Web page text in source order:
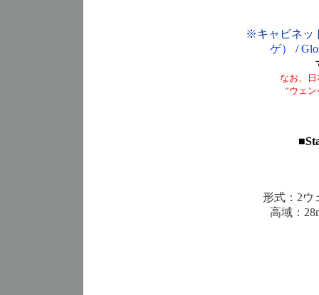
※キャビネッ
ゲ）
/
なお、日
“ウェ
■
形式：2ウ
高域：